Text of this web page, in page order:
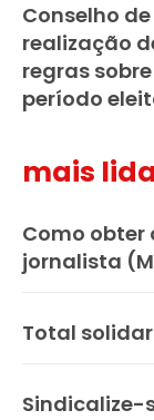
Conselho
realização
regras
período
mais
Como obter
jornalista
Total
Sindicalize-